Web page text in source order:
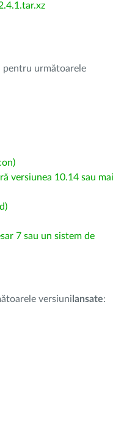
pentru următoarele
versiunea 10.14 sau mai
7 sau un sistem de
versiuni lansate: